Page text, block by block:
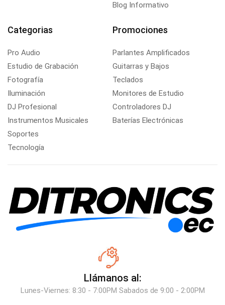
Blog Informativo
Categorias
Pro Audio
Estudio de Grabación
Fotografía
Iluminación
DJ Profesional
Instrumentos Musicales
Soportes
Tecnología
Promociones
Parlantes Amplificados
Guitarras y Bajos
Teclados
Monitores de Estudio
Controladores DJ
Baterías Electrónicas
Llámanos al:
Lunes-Viernes: 8:30 - 7:00PM Sabados de 9:00 - 2:00PM